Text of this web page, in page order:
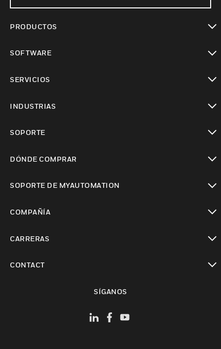
PRODUCTOS
SOFTWARE
SERVICIOS
INDUSTRIAS
SOPORTE
DÓNDE COMPRAR
SOPORTE DE MYAUTOMATION
COMPAÑÍA
CARRERAS
CONTACT
SÍGANOS